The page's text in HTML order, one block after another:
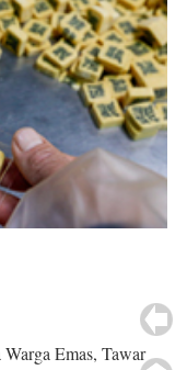
Emas, Tawar